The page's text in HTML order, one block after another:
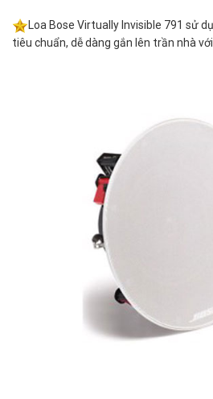
Loa Bose Virtually Invisible 791 sử
tiêu chuẩn, dễ dàng gắn lên trần nhà